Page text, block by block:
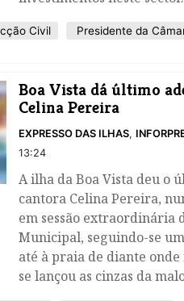
Civil Presidente da
​Boa Vista dá último
Celina Pereira
EXPRESSO DAS ILHAS,
13:24
A ilha da Boa Vista deu o
cantora Celina Pereira,
em sessão extraordinária
Municipal, seguindo-se
até à praia de diante onde
se lançou as cinzas da